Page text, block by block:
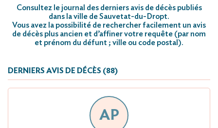
Consultez le journal des derniers avis de décès publiés
dans la ville de Sauvetat-du-Dropt.
Vous avez la possibilité de rechercher facilement un avis
de décès plus ancien et d’affiner votre requête (par nom
et prénom du défunt ; ville ou code postal).
DERNIERS AVIS DE DÉCÈS (88)
AP